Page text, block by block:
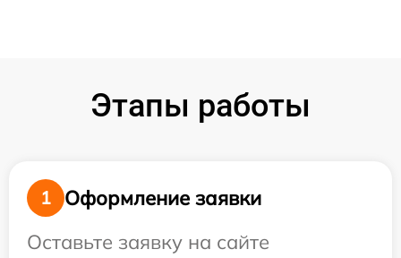
Этапы работы
1
Оформление заявки
Оставьте заявку на сайте